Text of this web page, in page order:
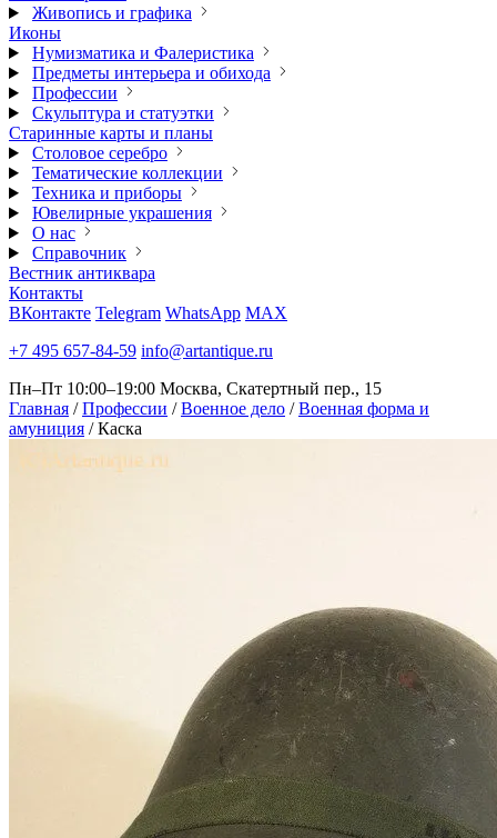
Живопись и графика
Иконы
Нумизматика и Фалеристика
Предметы интерьера и обихода
Профессии
Скульптура и статуэтки
Старинные карты и планы
Столовое серебро
Тематические коллекции
Техника и приборы
Ювелирные украшения
О нас
Справочник
Вестник антиквара
Контакты
ВКонтакте Telegram WhatsApp MAX
+7 495 657-84-59 info@artantique.ru
Пн–Пт 10:00–19:00 Москва, Скатертный пер., 15
Главная / Профессии / Военное дело / Военная форма и
амуниция / Каска